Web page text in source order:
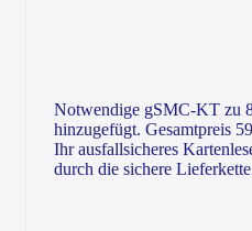
Notwendige gSMC-KT zu
hinzugefügt. Gesamtpreis
Ihr ausfallsicheres
durch die sichere